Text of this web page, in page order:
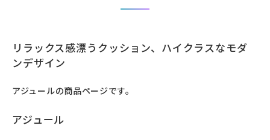
リラックス感漂うクッション、ハイクラスなモダ
ンデザイン
アジュールの商品ページです。
アジュール